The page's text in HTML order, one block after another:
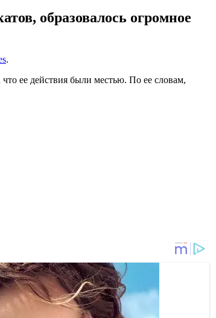
образовалось огромное
.
ее действия были местью. По ее словам,